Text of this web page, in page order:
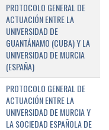
PROTOCOLO GENERAL DE
ACTUACIÓN ENTRE LA
UNIVERSIDAD DE
GUANTÁNAMO (CUBA) Y LA
UNIVERSIDAD DE MURCIA
(ESPAÑA)
PROTOCOLO GENERAL DE
ACTUACIÓN ENTRE LA
UNIVERSIDAD DE MURCIA Y
LA SOCIEDAD ESPAÑOLA DE